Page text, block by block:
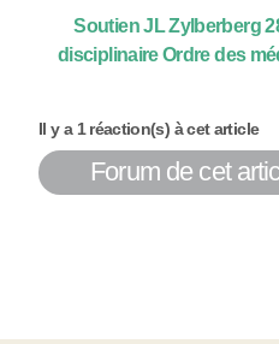
Soutien JL Zylberberg
disciplinaire Ordre des
Il y a 1 réaction(s) à cet article
Forum de cet